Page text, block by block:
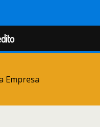
Empresa